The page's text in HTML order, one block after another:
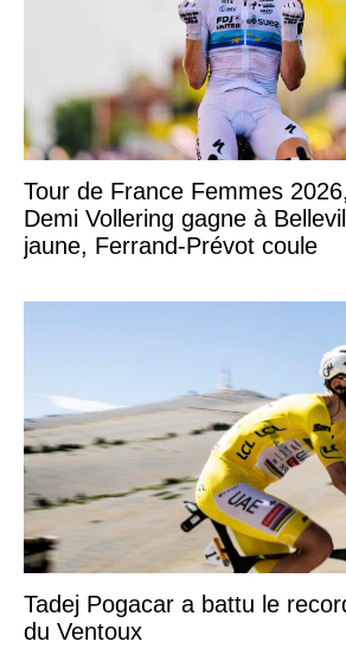
Tour de France Femmes
Demi Vollering gagne à
jaune, Ferrand-Prévot coule
Tadej Pogacar a battu le
du Ventoux